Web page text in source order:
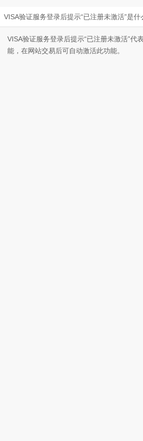
VISA验证服务登录后提示“已注册未激活”是什
VISA验证服务登录后提示“已注册未激活”代
能，在网站交易后可自动激活此功能。